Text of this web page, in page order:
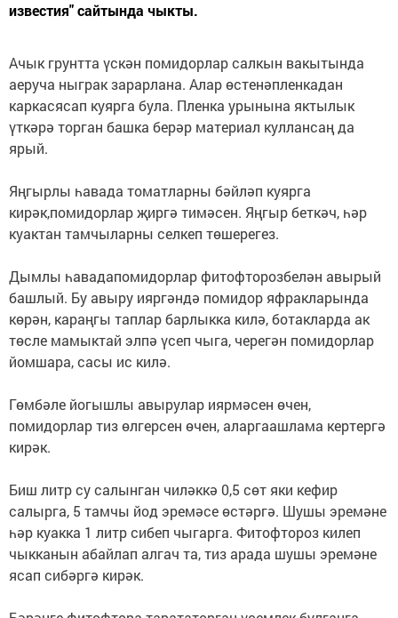
известия" сайтында чыкты.
Ачык грунтта үскән помидорлар салкын вакытында
аеруча ныграк зарарлана. Алар өстенәпленкадан
каркасясап куярга була. Пленка урынына яктылык
үткәрә торган башка берәр материал куллансаң да
ярый.
Яңгырлы һавада томатларны бәйләп куярга
кирәк,помидорлар җиргә тимәсен. Яңгыр беткәч, һәр
куактан тамчыларны селкеп төшерегез.
Дымлы һавадапомидорлар фитофторозбелән авырый
башлый. Бу авыру ияргәндә помидор яфракларында
көрән, караңгы таплар барлыкка килә, ботакларда ак
төсле мамыктай элпә үсеп чыга, черегән помидорлар
йомшара, сасы ис килә.
Гөмбәле йогышлы авырулар иярмәсен өчен,
помидорлар тиз өлгерсен өчен, аларгаашлама кертергә
кирәк.
Биш литр су салынган чиләккә 0,5 сөт яки кефир
салырга, 5 тамчы йод эремәсе өстәргә. Шушы эремәне
һәр куакка 1 литр сибеп чыгарга. Фитофтороз килеп
чыкканын абайлап алгач та, тиз арада шушы эремәне
ясап сибәргә кирәк.